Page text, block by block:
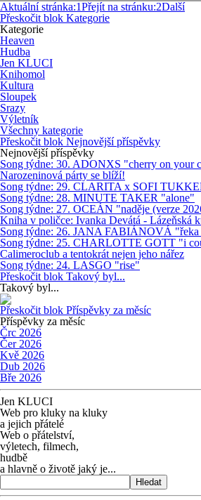
Aktuální stránka:1Přejít na stránku:2Další
Přeskočit blok Kategorie
Kategorie
Heaven
Hudba
Jen KLUCI
Knihomol
Kultura
Sloupek
Srazy
Výletník
Všechny kategorie
Přeskočit blok Nejnovější příspěvky
Nejnovější příspěvky
Song týdne: 30. ADONXS "cherry on your
Narozeninová párty se blíží!
Song týdne: 29. CLARITA x SOFI
Song týdne: 28. MINUTE TAKER "alone"
Song týdne: 27. OCEÁN "naděje (verze
Kniha v poličce: Ivanka Devátá - Lázeňská
Song týdne: 26. JANA FABIÁNOVÁ "řeka
Song týdne: 25. CHARLOTTE GOTT "i
Calimeroclub a tentokrát nejen jeho nářez
Song týdne: 24. LASGO "rise"
Přeskočit blok Takový byl...
Takový byl...
Přeskočit blok Příspěvky za měsíc
Příspěvky za měsíc
Črc 2026
Čer 2026
Kvě 2026
Dub 2026
Bře 2026
Jen KLUCI
Web pro kluky na kluky
a jejich přátelé
Web o přátelství,
výletech, filmech,
hudbě
a hlavně o životě jaký je...
Hledat